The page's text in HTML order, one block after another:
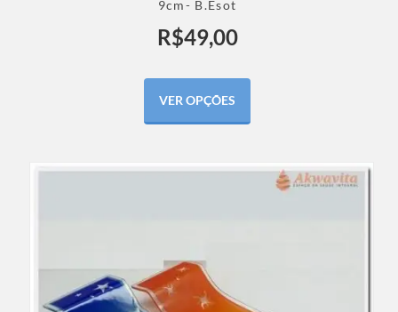
9cm- B.Esot
R$49,00
VER OPÇÕES